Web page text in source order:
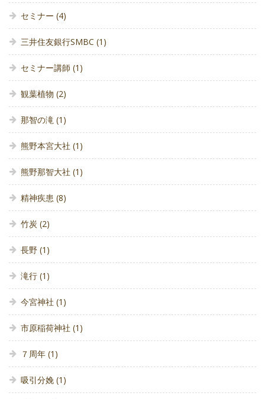
セミナー (4)
三井住友銀行SMBC (1)
セミナー講師 (1)
観葉植物 (2)
那智の滝 (1)
熊野本宮大社 (1)
熊野那智大社 (1)
精神疾患 (8)
竹炭 (2)
長野 (1)
滝行 (1)
今宮神社 (1)
市原稲荷神社 (1)
７周年 (1)
吸引分娩 (1)